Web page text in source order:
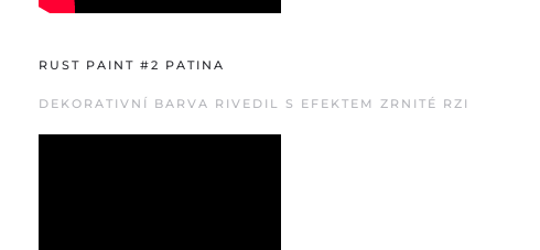
RUST PAINT #2 PATINA
DEKORATIVNÍ BARVA RIVEDIL S EFEKTEM ZRNITÉ RZI